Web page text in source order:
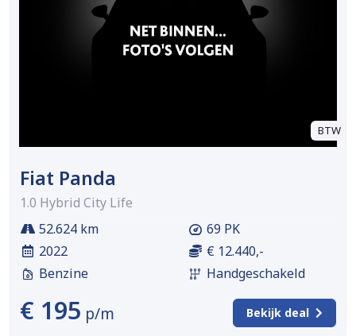
BTW
Fiat Panda
1.0 Hybrid City Life
52.624 km
2022
Benzine
69 PK
€ 12.440,-
Handgeschakeld
€ 195 p/m Bekijk deal